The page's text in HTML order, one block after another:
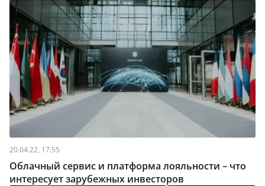
20.04.22, 17:55
Облачный сервис и платформа лояльности – что
интересует зарубежных инвесторов